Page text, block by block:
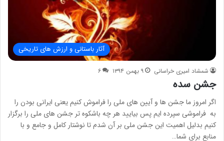
آثار باستانی و ارزش های تاریخی
شمشاد امیری خراسانی ۹ بهمن ۱۳۹۴ ۶
جشن سده
اگر امروز ما جشن ها و آیین های ملی را فراموش کنیم یعنی ایرانی بودن را
به فراموشی سپرده ایم پس بیایید هر چه باشکوه تر جشن های ملی را برگزار
کنیم بدلیل اهمیت این جشن ملی بر آن شدم تا نوشتار کامل و جامع و با
منابع برای شما…